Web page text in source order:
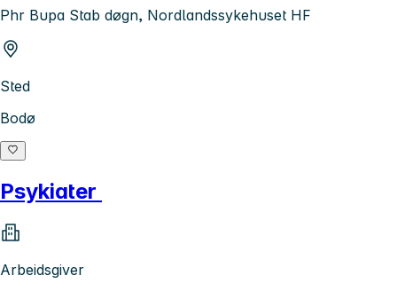
Phr Bupa Stab døgn, Nordlandssykehuset HF
Sted
Bodø
Psykiater
Arbeidsgiver